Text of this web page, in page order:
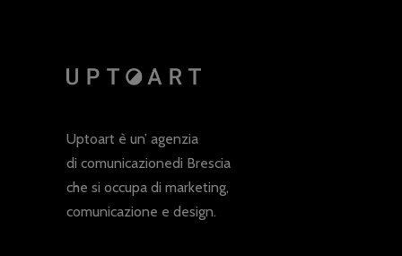
Uptoart è un’ agenzia
di comunicazionedi Brescia
che si occupa di marketing,
comunicazione e design.